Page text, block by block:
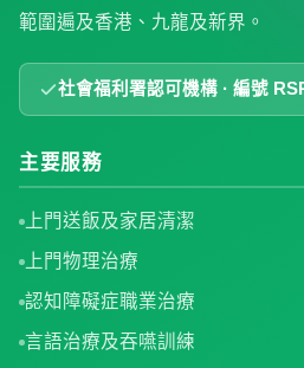
範圍遍及香港、九龍及新界。
社會福利署認可機構 · 編號
主要服務
上門送飯及家居清潔
上門物理治療
認知障礙症職業治療
言語治療及吞嚥訓練